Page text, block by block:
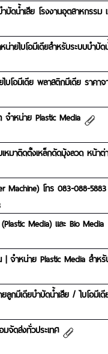
ดน้ำเสีย โรงงานอุตสาหกรรม
ายไบโอมีเดียสำหรับระบบบำบัด
โอมีเดีย พลาสติกมีเดีย ราคาจ
ำหน่าย Plastic Media
เหมาติดตั้งเหล็กดัดมุ้งลวด หน้
Machine) โทร 083-088-5883
Media) และ Bio Media
| จำหน่าย Plastic Media สำห
กมีเดียบำบัดน้ำเสีย / ไบโอมีเ
จัดส่งทั่วประเทศ